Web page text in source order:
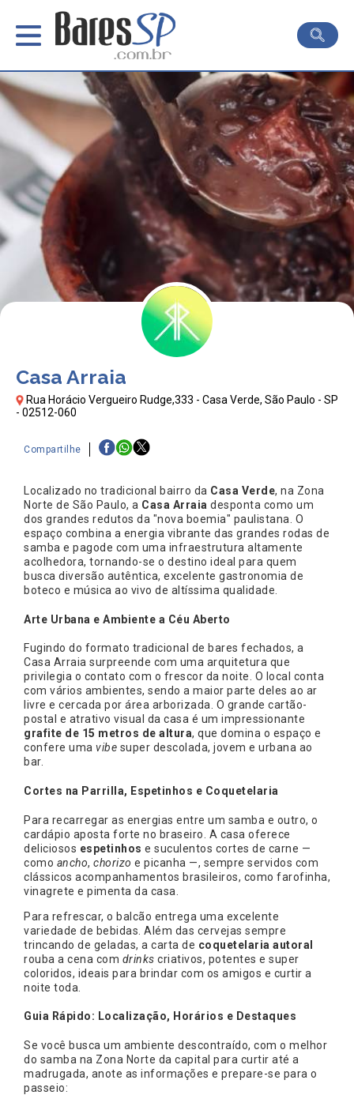
Casa Arraia
Rua Horácio Vergueiro Rudge,333 - Casa Verde, São Paulo - SP
- 02512-060
Compartilhe
Localizado no tradicional bairro da Casa Verde, na Zona
Norte de São Paulo, a Casa Arraia desponta como um
dos grandes redutos da "nova boemia" paulistana. O
espaço combina a energia vibrante das grandes rodas de
samba e pagode com uma infraestrutura altamente
acolhedora, tornando-se o destino ideal para quem
busca diversão autêntica, excelente gastronomia de
boteco e música ao vivo de altíssima qualidade.
Arte Urbana e Ambiente a Céu Aberto
Fugindo do formato tradicional de bares fechados, a
Casa Arraia surpreende com uma arquitetura que
privilegia o contato com o frescor da noite. O local conta
com vários ambientes, sendo a maior parte deles ao ar
livre e cercada por área arborizada. O grande cartão-
postal e atrativo visual da casa é um impressionante
grafite de 15 metros de altura, que domina o espaço e
confere uma vibe super descolada, jovem e urbana ao
bar.
Cortes na Parrilla, Espetinhos e Coquetelaria
Para recarregar as energias entre um samba e outro, o
cardápio aposta forte no braseiro. A casa oferece
deliciosos espetinhos e suculentos cortes de carne —
como ancho, chorizo e picanha —, sempre servidos com
clássicos acompanhamentos brasileiros, como farofinha,
vinagrete e pimenta da casa.
Para refrescar, o balcão entrega uma excelente
variedade de bebidas. Além das cervejas sempre
trincando de geladas, a carta de coquetelaria autoral
rouba a cena com drinks criativos, potentes e super
coloridos, ideais para brindar com os amigos e curtir a
noite toda.
Guia Rápido: Localização, Horários e Destaques
Se você busca um ambiente descontraído, com o melhor
do samba na Zona Norte da capital para curtir até a
madrugada, anote as informações e prepare-se para o
passeio: